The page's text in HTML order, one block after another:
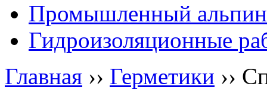
Промышленный
Гидроизоляционные
Главная ›› Герметики ››